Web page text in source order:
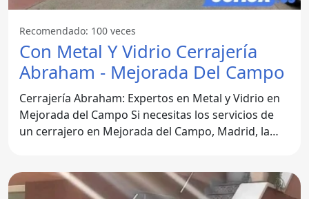
Recomendado: 100 veces
Con Metal Y Vidrio Cerrajería
Abraham - Mejorada Del Campo
Cerrajería Abraham: Expertos en Metal y Vidrio en
Mejorada del Campo Si necesitas los servicios de
un cerrajero en Mejorada del Campo, Madrid, la